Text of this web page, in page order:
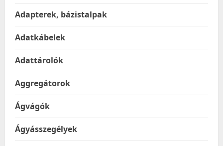
Adapterek, bázistalpak
Adatkábelek
Adattárolók
Aggregátorok
Ágvágók
Ágyásszegélyek